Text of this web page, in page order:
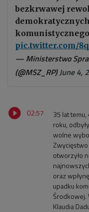
bezkrwawej
pic.twitter.com/
— Ministerstwo
(@MSZ_RP)June 4,
02:57
35 lat
roku,
wolne
otworzyło
oraz
upadku
Środkowej.
Klaudia